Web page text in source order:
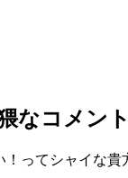
なコメン
ってシャイな貴